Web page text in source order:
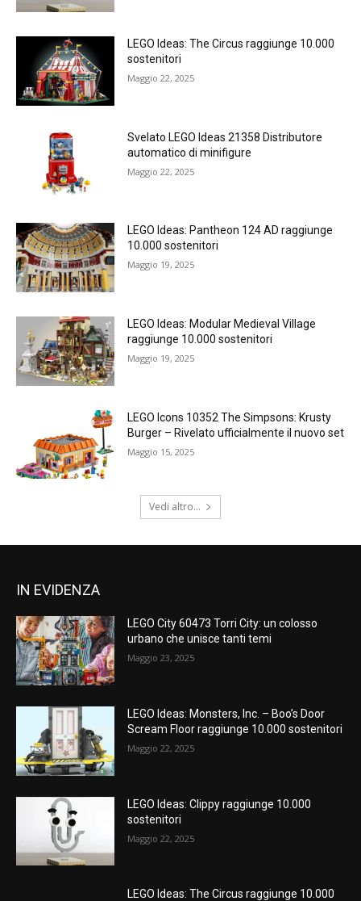
LEGO Ideas: The Circus raggiunge 10.000
sostenitori
Maggio 22, 2025
Svelato LEGO Ideas 21358 Distributore
automatico di minifigure
Maggio 22, 2025
LEGO Ideas: Pantheon 124 AD raggiunge
10.000 sostenitori
Maggio 19, 2025
LEGO Ideas: Modular Medieval Village
raggiunge 10.000 sostenitori
Maggio 19, 2025
LEGO Icons 10352 The Simpsons: Krusty
Burger – Rivelato ufficialmente il nuovo set
Maggio 15, 2025
Vedi altro...
IN EVIDENZA
LEGO City 60473 Torri City: un colosso
urbano che unisce tanti temi
Maggio 23, 2025
LEGO Ideas: Monsters, Inc. – Boo’s Door
Scream Floor raggiunge 10.000 sostenitori
Maggio 22, 2025
LEGO Ideas: Clippy raggiunge 10.000
sostenitori
Maggio 22, 2025
LEGO Ideas: The Circus raggiunge 10.000